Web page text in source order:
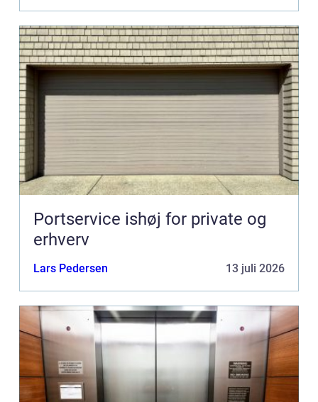
Portservice ishøj for private og
erhverv
Lars Pedersen 13 juli 2026